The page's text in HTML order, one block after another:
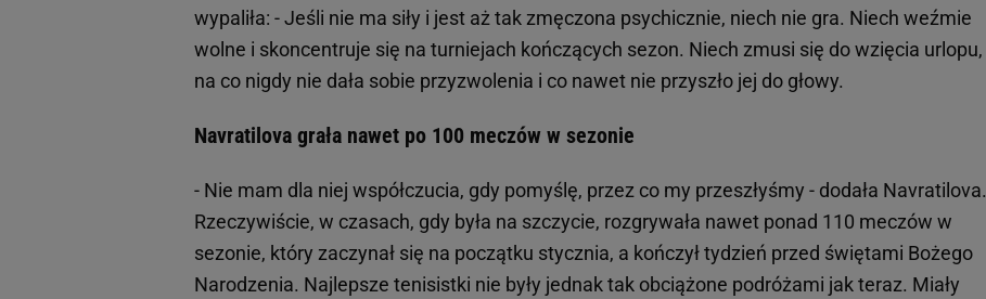
wypaliła: - Jeśli nie ma siły i jest aż tak zmęczona psychicznie, niech nie gra. Niech weźmie
wolne i skoncentruje się na turniejach kończących sezon. Niech zmusi się do wzięcia urlopu,
na co nigdy nie dała sobie przyzwolenia i co nawet nie przyszło jej do głowy.
Navratilova grała nawet po 100 meczów w sezonie
- Nie mam dla niej współczucia, gdy pomyślę, przez co my przeszłyśmy - dodała Navratilova.
Rzeczywiście, w czasach, gdy była na szczycie, rozgrywała nawet ponad 110 meczów w
sezonie, który zaczynał się na początku stycznia, a kończył tydzień przed świętami Bożego
Narodzenia. Najlepsze tenisistki nie były jednak tak obciążone podróżami jak teraz. Miały